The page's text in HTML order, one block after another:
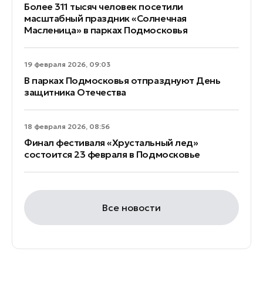
Более 311 тысяч человек посетили
масштабный праздник «Солнечная
Масленица» в парках Подмосковья
19 февраля 2026, 09:03
В парках Подмосковья отпразднуют День
защитника Отечества
18 февраля 2026, 08:56
Финал фестиваля «Хрустальный лед»
состоится 23 февраля в Подмосковье
Все новости